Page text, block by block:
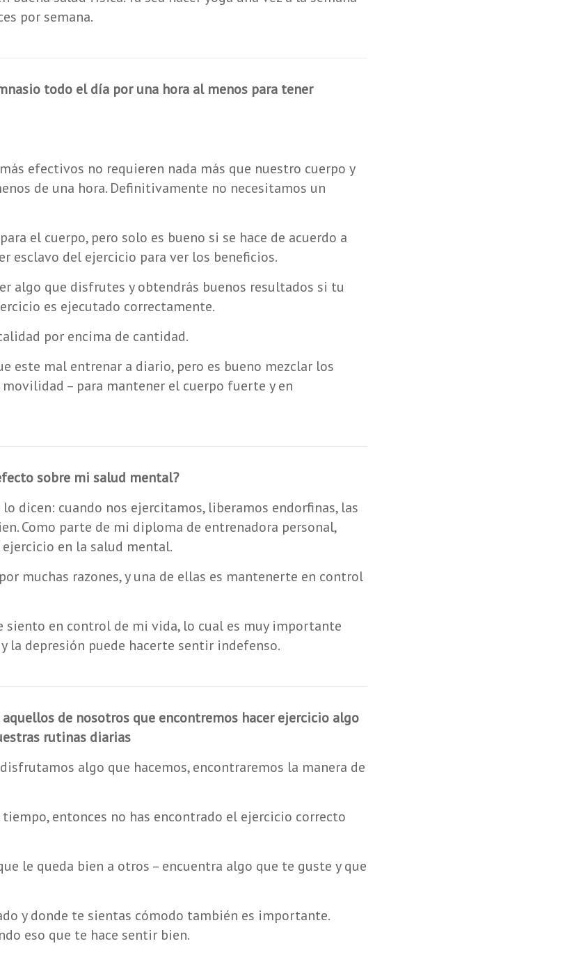
por semana.
todo el día por una hora al menos para tener
efectivos no requieren nada más que nuestro cuerpo y
de una hora. Definitivamente no necesitamos un
el cuerpo, pero solo es bueno si se hace de acuerdo a
esclavo del ejercicio para ver los beneficios.
algo que disfrutes y obtendrás buenos resultados si tu
es ejecutado correctamente.
por encima de cantidad.
este mal entrenar a diario, pero es bueno mezclar los
– para mantener el cuerpo fuerte y en
sobre mi salud mental?
dicen: cuando nos ejercitamos, liberamos endorfinas, las
Como parte de mi diploma de entrenadora personal,
en la salud mental.
muchas razones, y una de ellas es mantenerte en control
siento en control de mi vida, lo cual es muy importante
la depresión puede hacerte sentir indefenso.
de nosotros que encontremos hacer ejercicio algo
rutinas diarias
algo que hacemos, encontraremos la manera de
entonces no has encontrado el ejercicio correcto
le queda bien a otros – encuentra algo que te guste y que
y donde te sientas cómodo también es importante.
eso que te hace sentir bien.